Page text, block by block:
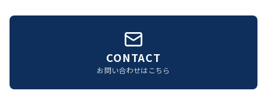
CONTACT
お問い合わせはこちら